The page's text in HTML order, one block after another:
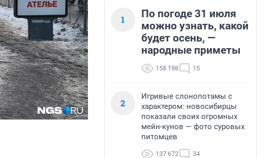
1
По погоде 31 июля
можно узнать, какой
будет осень, —
народные приметы
158 198 15
2
Игривые слонопотамы с
характером: новосибирцы
показали своих огромных
мейн-кунов — фото суровых
питомцев
137 672 34